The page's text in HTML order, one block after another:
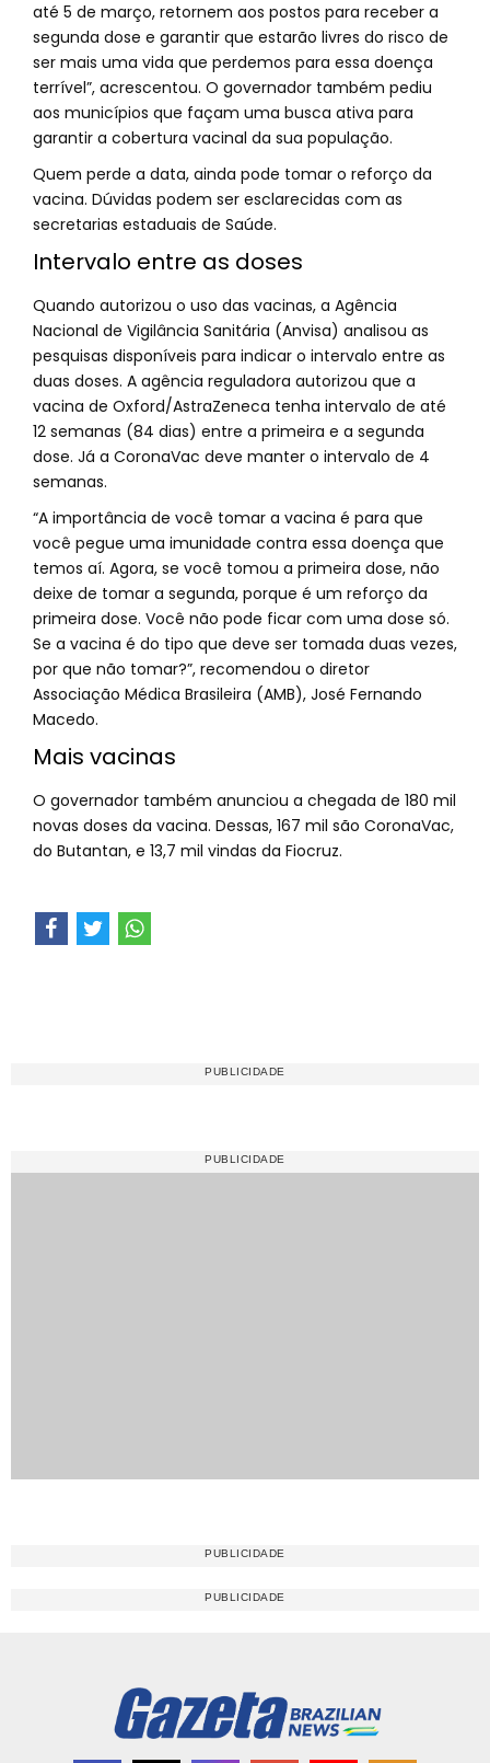
até 5 de março, retornem aos postos para receber a
segunda dose e garantir que estarão livres do risco de
ser mais uma vida que perdemos para essa doença
terrível”, acrescentou. O governador também pediu
aos municípios que façam uma busca ativa para
garantir a cobertura vacinal da sua população.
Quem perde a data, ainda pode tomar o reforço da
vacina. Dúvidas podem ser esclarecidas com as
secretarias estaduais de Saúde.
Intervalo entre as doses
Quando autorizou o uso das vacinas, a Agência
Nacional de Vigilância Sanitária (Anvisa) analisou as
pesquisas disponíveis para indicar o intervalo entre as
duas doses. A agência reguladora autorizou que a
vacina de Oxford/AstraZeneca tenha intervalo de até
12 semanas (84 dias) entre a primeira e a segunda
dose. Já a CoronaVac deve manter o intervalo de 4
semanas.
“A importância de você tomar a vacina é para que
você pegue uma imunidade contra essa doença que
temos aí. Agora, se você tomou a primeira dose, não
deixe de tomar a segunda, porque é um reforço da
primeira dose. Você não pode ficar com uma dose só.
Se a vacina é do tipo que deve ser tomada duas vezes,
por que não tomar?”, recomendou o diretor
Associação Médica Brasileira (AMB), José Fernando
Macedo.
Mais vacinas
O governador também anunciou a chegada de 180 mil
novas doses da vacina. Dessas, 167 mil são CoronaVac,
do Butantan, e 13,7 mil vindas da Fiocruz.